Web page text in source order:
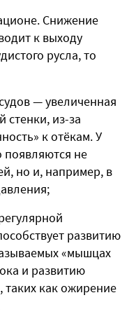
Снижение
к выходу
русла, то
— увеличенная
стенки, из-за
к отёкам. У
появляются не
но и, например, в
развитию
«мышцах
и развитию
таких как ожирение